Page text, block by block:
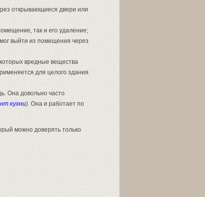
открывающиеся двери или
так и его удаление;
выйти из помещения через
вредные вещества
для целого здания
Она довольно часто
кухни). Она и работает по
можно доверять только